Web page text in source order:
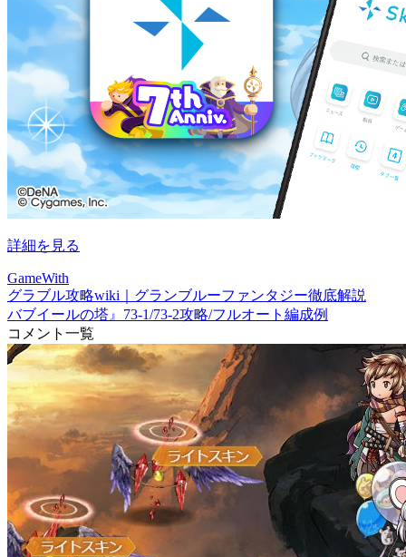
詳細を見る
GameWith
グラブル攻略wiki｜グランブルーファンタジー徹底解説
バブイールの塔』73-1/73-2攻略/フルオート編成例
コメント一覧